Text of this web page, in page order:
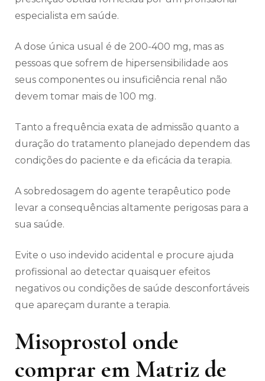
especialista em saúde.
A dose única usual é de 200-400 mg, mas as
pessoas que sofrem de hipersensibilidade aos
seus componentes ou insuficiência renal não
devem tomar mais de 100 mg.
Tanto a frequência exata de admissão quanto a
duração do tratamento planejado dependem das
condições do paciente e da eficácia da terapia.
A sobredosagem do agente terapêutico pode
levar a consequências altamente perigosas para a
sua saúde.
Evite o uso indevido acidental e procure ajuda
profissional ao detectar quaisquer efeitos
negativos ou condições de saúde desconfortáveis
​​que apareçam durante a terapia.
Misoprostol onde
comprar em Matriz de